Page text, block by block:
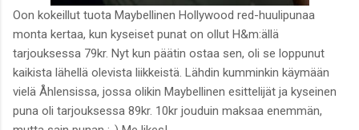
Oon kokeillut tuota Maybellinen Hollywood red-huulipunaa
monta kertaa, kun kyseiset punat on ollut H&m:ällä
tarjouksessa 79kr. Nyt kun päätin ostaa sen, oli se loppunut
kaikista lähellä olevista liikkeistä. Lähdin kumminkin käymään
vielä Åhlensissa, jossa olikin Maybellinen esittelijät ja kyseinen
puna oli tarjouksessa 89kr. 10kr jouduin maksaa enemmän,